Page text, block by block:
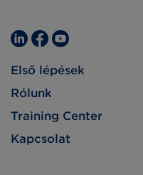
Első lépések
Rólunk
Training Center
Kapcsolat